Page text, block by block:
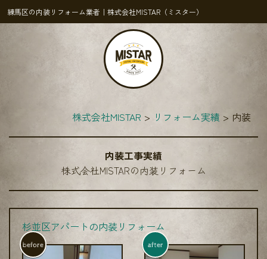
練馬区の内装リフォーム業者｜株式会社MISTAR（ミスター）
株式会社MISTAR リフォーム実績 内装
内装工事実績
株式会社MISTARの内装リフォーム
杉並区アパートの内装リフォーム
before after